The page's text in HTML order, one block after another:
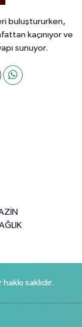
buluştururken,
kaçınıyor ve
sunuyor.
saklıdır.